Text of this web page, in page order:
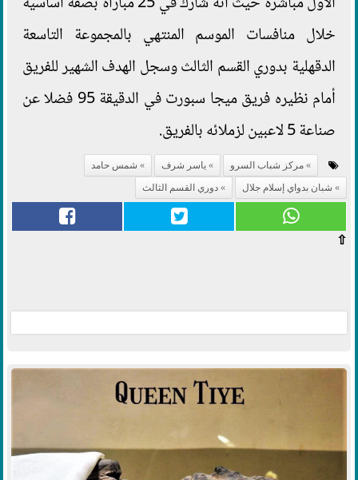
خلال منافسات الموسم المنتهي بالمجموعة التاسعة
الدقهلية بدوري القسم الثالث وسجل الهدف الشهير للفريق
أمام نظيره فريق ميجا سبورت في الدقيقة 95 فضلا عن
صناعة 5 لاعبين لزملائه بالفريق.
مركز شباب السرو ياسر شرف
شمس حامد
شبان بدواي إسلام جلال
دوري القسم الثالث
⇧